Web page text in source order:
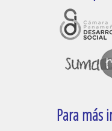
Para más